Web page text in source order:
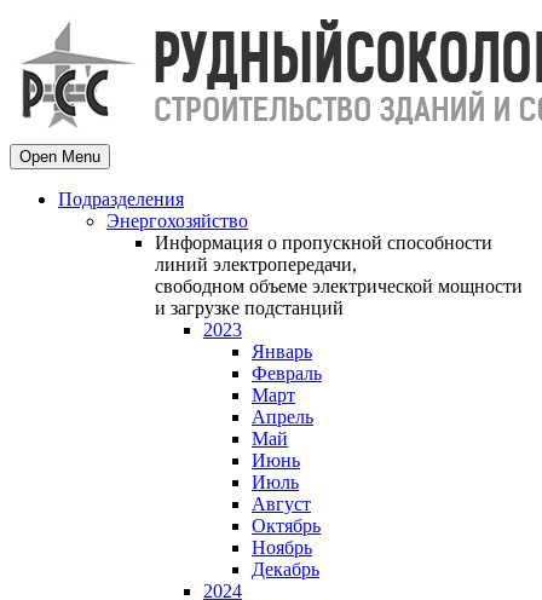
Open Menu
Подразделения
Энергохозяйство
Информация о пропускной способности
линий электропередачи,
свободном объеме электрической мощности
и загрузке подстанций
2023
Январь
Февраль
Март
Апрель
Май
Июнь
Июль
Август
Октябрь
Ноябрь
Декабрь
2024